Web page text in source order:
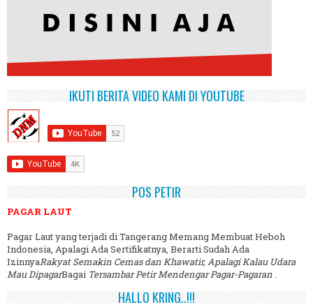
IKUTI BERITA VIDEO KAMI DI YOUTUBE
POS PETIR
PAGAR LAUT
Pagar Laut yang terjadi di Tangerang Memang Membuat Heboh
Indonesia, Apalagi Ada Sertifikatnya, Berarti Sudah Ada
IzinnyaRakyat Semakin Cemas dan Khawatir, Apalagi Kalau Udara
Mau DipagarBagai Tersambar Petir Mendengar Pagar-Pagaran.
HALLO KRING..!!!